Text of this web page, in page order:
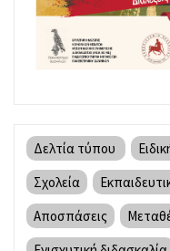
Δελτία τύπου
Σχολεία
Αποσπάσεις